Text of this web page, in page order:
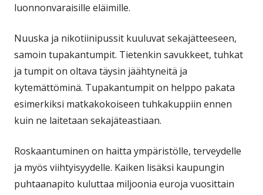
luonnonvaraisille eläimille.
Nuuska ja nikotiinipussit kuuluvat sekajätteeseen,
samoin tupakantumpit. Tietenkin savukkeet, tuhkat
ja tumpit on oltava täysin jäähtyneitä ja
kytemättöminä. Tupakantumpit on helppo pakata
esimerkiksi matkakokoiseen tuhkakuppiin ennen
kuin ne laitetaan sekajäteastiaan.
Roskaantuminen on haitta ympäristölle, terveydelle
ja myös viihtyisyydelle. Kaiken lisäksi kaupungin
puhtaanapito kuluttaa miljoonia euroja vuosittain